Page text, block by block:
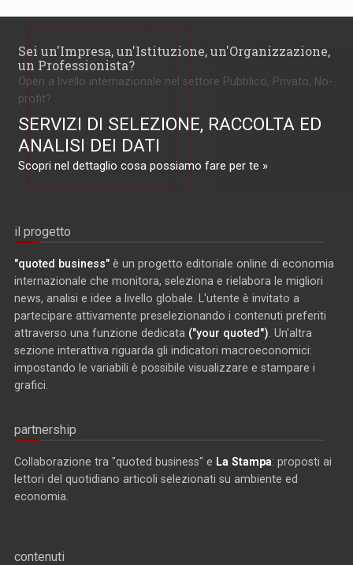
Sei un'Impresa, un'Istituzione, un'Organizzazione,
un Professionista?
Operi a livello internazionale nel settore Pubblico, Privato, No-
profit?
SERVIZI DI SELEZIONE, RACCOLTA ED
ANALISI DEI DATI
Scopri nel dettaglio cosa possiamo fare per te »
il progetto
"quoted business" è un progetto editoriale online di economia
internazionale che monitora, seleziona e rielabora le migliori
news, analisi e idee a livello globale. L'utente è invitato a
partecipare attivamente preselezionando i contenuti preferiti
attraverso una funzione dedicata ("your quoted") . Un'altra
sezione interattiva riguarda gli indicatori macroeconomici:
impostando le variabili è possibile visualizzare e stampare i
grafici.
partnership
Collaborazione tra "quoted business" e La Stampa: proposti ai
lettori del quotidiano articoli selezionati su ambiente ed
economia.
contenuti